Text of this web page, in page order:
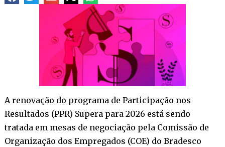
A renovação do programa de Participação nos
Resultados (PPR) Supera para 2026 está sendo
tratada em mesas de negociação pela Comissão de
Organização dos Empregados (COE) do Bradesco